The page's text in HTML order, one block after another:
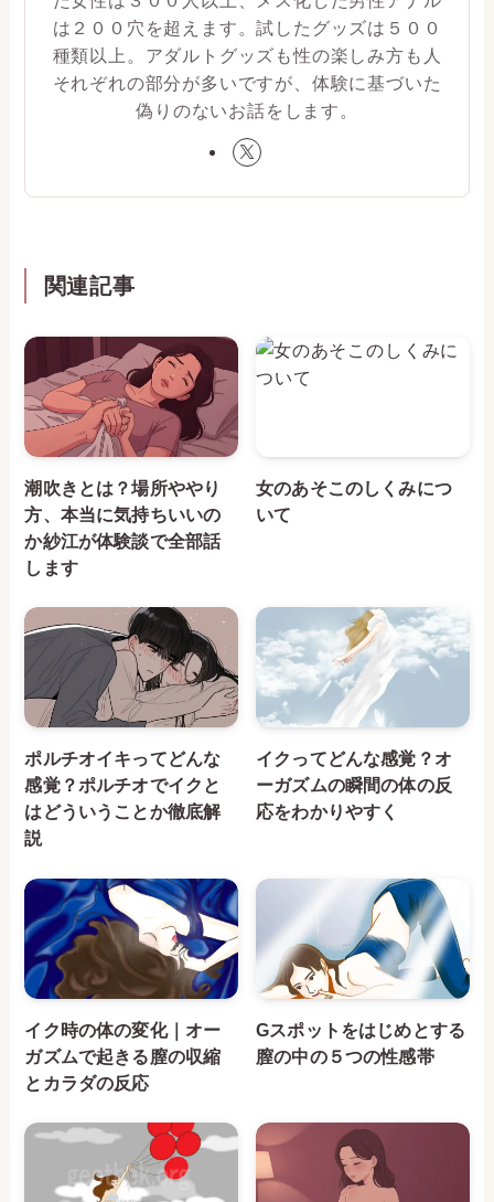
は２００穴を超えます。試したグッズは５００
種類以上。アダルトグッズも性の楽しみ方も人
それぞれの部分が多いですが、体験に基づいた
偽りのないお話をします。
関連記事
潮吹きとは？場所ややり
方、本当に気持ちいいの
か紗江が体験談で全部話
します
女のあそこのしくみにつ
いて
ポルチオイキってどんな
感覚？ポルチオでイクと
はどういうことか徹底解
説
イクってどんな感覚？オ
ーガズムの瞬間の体の反
応をわかりやすく
イク時の体の変化｜オー
ガズムで起きる膣の収縮
とカラダの反応
Gスポットをはじめとする
膣の中の５つの性感帯